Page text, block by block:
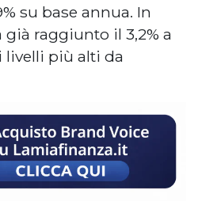
su base annua. In
già raggiunto il 3,2% a
più alti da